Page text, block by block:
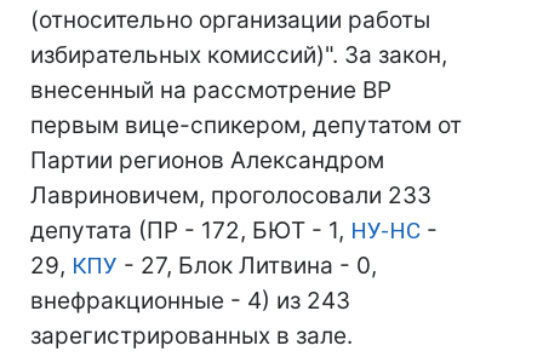
(относительно организации работы
избирательных комиссий)". За закон,
внесенный на рассмотрение ВР
первым вице-спикером, депутатом от
Партии регионов Александром
Лавриновичем, проголосовали 233
депутата (ПР - 172, БЮТ - 1, НУ-НС -
29, КПУ - 27, Блок Литвина - 0,
внефракционные - 4) из 243
зарегистрированных в зале.